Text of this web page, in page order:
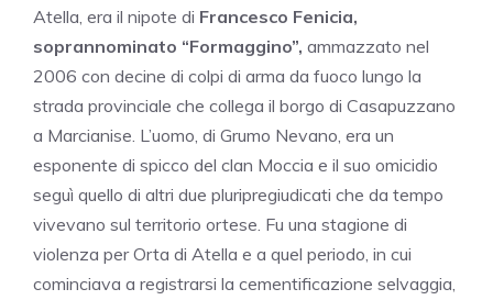
Atella, era il nipote di Francesco Fenicia,
soprannominato “Formaggino”, ammazzato nel
2006 con decine di colpi di arma da fuoco lungo la
strada provinciale che collega il borgo di Casapuzzano
a Marcianise. L’uomo, di Grumo Nevano, era un
esponente di spicco del clan Moccia e il suo omicidio
seguì quello di altri due pluripregiudicati che da tempo
vivevano sul territorio ortese. Fu una stagione di
violenza per Orta di Atella e a quel periodo, in cui
cominciava a registrarsi la cementificazione selvaggia,